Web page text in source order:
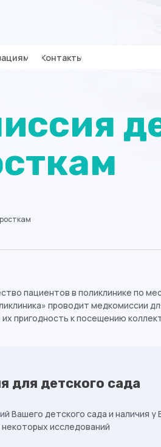
Контакты
пациентов в поликлинике по
проводит медкомиссии
пригодность к посещению
для детского сада
Вашего детского сада и наличия у
исследований